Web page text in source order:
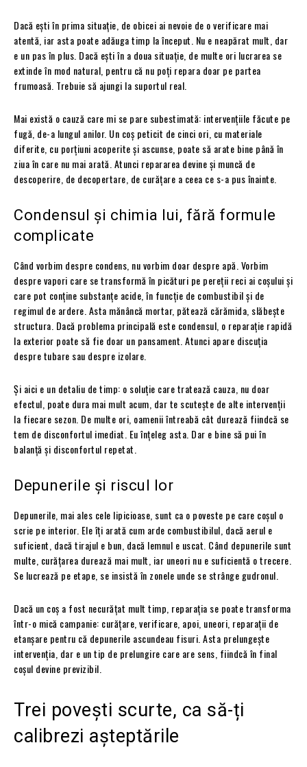
Dacă ești în prima situație, de obicei ai nevoie de o verificare mai
atentă, iar asta poate adăuga timp la început. Nu e neapărat mult, dar
e un pas în plus. Dacă ești în a doua situație, de multe ori lucrarea se
extinde în mod natural, pentru că nu poți repara doar pe partea
frumoasă. Trebuie să ajungi la suportul real.
Mai există o cauză care mi se pare subestimată: intervențiile făcute pe
fugă, de-a lungul anilor. Un coș peticit de cinci ori, cu materiale
diferite, cu porțiuni acoperite și ascunse, poate să arate bine până în
ziua în care nu mai arată. Atunci repararea devine și muncă de
descoperire, de decopertare, de curățare a ceea ce s-a pus înainte.
Condensul și chimia lui, fără formule
complicate
Când vorbim despre condens, nu vorbim doar despre apă. Vorbim
despre vapori care se transformă în picături pe pereții reci ai coșului și
care pot conține substanțe acide, în funcție de combustibil și de
regimul de ardere. Asta mănâncă mortar, pătează cărămida, slăbește
structura. Dacă problema principală este condensul, o reparație rapidă
la exterior poate să fie doar un pansament. Atunci apare discuția
despre tubare sau despre izolare.
Și aici e un detaliu de timp: o soluție care tratează cauza, nu doar
efectul, poate dura mai mult acum, dar te scutește de alte intervenții
la fiecare sezon. De multe ori, oamenii întreabă cât durează fiindcă se
tem de disconfortul imediat. Eu înțeleg asta. Dar e bine să pui în
balanță și disconfortul repetat.
Depunerile și riscul lor
Depunerile, mai ales cele lipicioase, sunt ca o poveste pe care coșul o
scrie pe interior. Ele îți arată cum arde combustibilul, dacă aerul e
suficient, dacă tirajul e bun, dacă lemnul e uscat. Când depunerile sunt
multe, curățarea durează mai mult, iar uneori nu e suficientă o trecere.
Se lucrează pe etape, se insistă în zonele unde se strânge gudronul.
Dacă un coș a fost necurățat mult timp, reparația se poate transforma
într-o mică campanie: curățare, verificare, apoi, uneori, reparații de
etanșare pentru că depunerile ascundeau fisuri. Asta prelungește
intervenția, dar e un tip de prelungire care are sens, fiindcă în final
coșul devine previzibil.
Trei povești scurte, ca să-ți
calibrezi așteptările